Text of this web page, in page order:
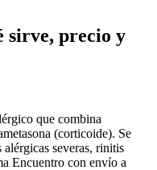
sirve, precio y
que combina
(corticoide). Se
severas, rinitis
Encuentro con envío a